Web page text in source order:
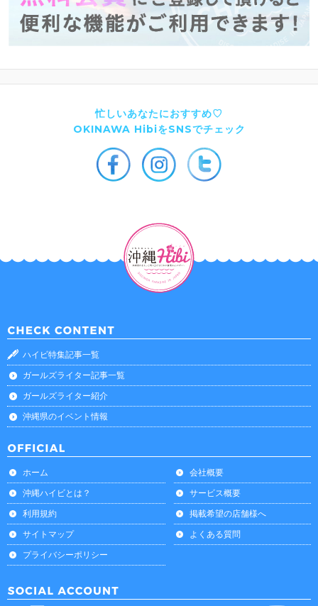
忙しいあなたにおすすめ♡
OKINAWA HibiをSNSでチェック
ハイビ特集記事一覧
ガールズライター記事一覧
ガールズライター紹介
沖縄県のイベント情報
ホーム
会社概要
沖縄ハイビとは？
サービス概要
利用規約
掲載希望の店舗様へ
サイトマップ
よくある質問
プライバシーポリシー